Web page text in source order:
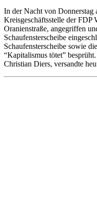
In der Nacht von Donnerstag
Kreisgeschäftsstelle der FDP
Oranienstraße, angegriffen
Schaufensterscheibe
Schaufensterscheibe sowie
“Kapitalismus tötet”
Christian Diers, versandte